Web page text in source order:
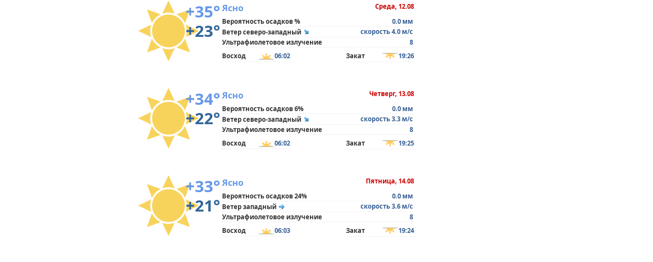
+35°
+23°
Среда, 12.08
Ясно
Вероятность осадков %
0.0 мм
Ветер северо-западный
скорость 4.0 м/с
Ультрафиолетовое излучение
8
Восход
06:02 Закат 19:26
+34°
+22°
Четверг, 13.08
Ясно
Вероятность осадков 6%
0.0 мм
Ветер северо-западный
скорость 3.3 м/с
Ультрафиолетовое излучение
8
Восход
06:02 Закат 19:25
+33°
+21°
Пятница, 14.08
Ясно
Вероятность осадков 24%
0.0 мм
Ветер западный
скорость 3.6 м/с
Ультрафиолетовое излучение
8
Восход
06:03 Закат 19:24